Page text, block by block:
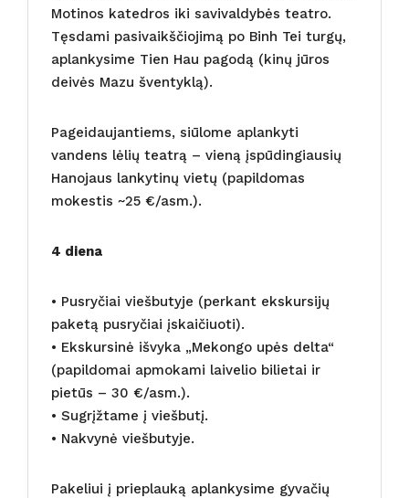
Motinos katedros iki savivaldybės teatro.
Tęsdami pasivaikščiojimą po Binh Tei turgų,
aplankysime Tien Hau pagodą (kinų jūros
deivės Mazu šventyklą).
Pageidaujantiems, siūlome aplankyti
vandens lėlių teatrą – vieną įspūdingiausių
Hanojaus lankytinų vietų (papildomas
mokestis ~25 €/asm.).
4 diena
• Pusryčiai viešbutyje (perkant ekskursijų
paketą pusryčiai įskaičiuoti).
• Ekskursinė išvyka „Mekongo upės delta“
(papildomai apmokami laivelio bilietai ir
pietūs – 30 €/asm.).
• Sugrįžtame į viešbutį.
• Nakvynė viešbutyje.
Pakeliui į prieplauką aplankysime gyvačių